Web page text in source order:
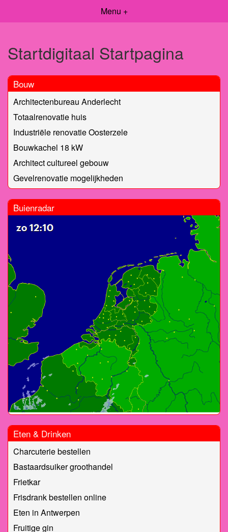
Menu +
Startdigitaal Startpagina
Bouw
Architectenbureau Anderlecht
Totaalrenovatie huis
Industriële renovatie Oosterzele
Bouwkachel 18 kW
Architect cultureel gebouw
Gevelrenovatie mogelijkheden
Buienradar
Eten & Drinken
Charcuterie bestellen
Bastaardsuiker groothandel
Frietkar
Frisdrank bestellen online
Eten in Antwerpen
Fruitige gin